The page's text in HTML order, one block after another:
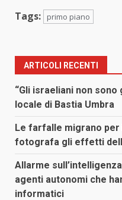
Tags: primo piano
ARTICOLI RECENTI
“Gli israeliani non
locale di Bastia Umbra
Le farfalle migrano per
fotografa gli effetti
Allarme
agenti autonomi che
informatici